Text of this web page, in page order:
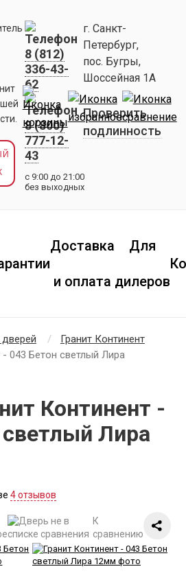
8 (812)
336-43-
62
8 (800)
777-12-
43
с 9:00 до 21:00
без выходных
г. Санкт-
Петербург,
пос. Бугры,
Шоссейная 1А
Проверить
подлинность
Доставка
и оплата
Для
дилеров
дверей
Гранит Континент
- 043 Бетон светлый Лира
Континент -
Лира
4 отзывов
К
сравнению